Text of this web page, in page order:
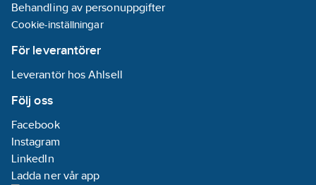
Behandling av personuppgifter
Cookie-inställningar
För leverantörer
Leverantör hos Ahlsell
Följ oss
Facebook
Instagram
LinkedIn
Ladda ner vår app